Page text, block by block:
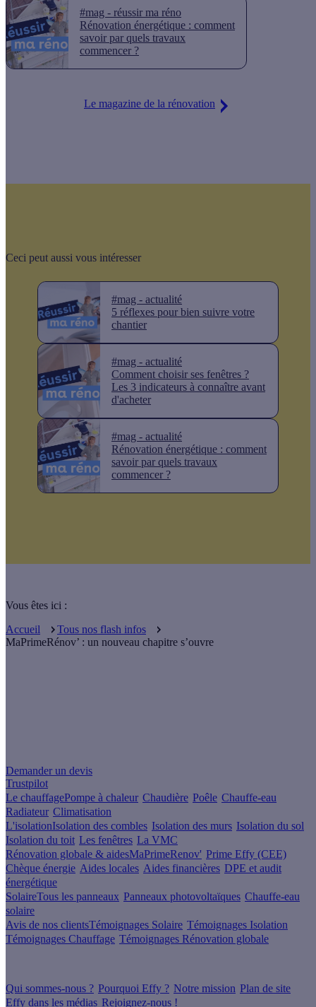
#mag - réussir ma réno
Rénovation énergétique : comment
savoir par quels travaux
commencer ?
Le magazine de la rénovation
Ceci peut aussi vous intéresser
#mag - actualité
5 réflexes pour bien suivre votre
chantier
#mag - actualité
Comment choisir ses fenêtres ?
Les 3 indicateurs à connaître avant
d'acheter
#mag - actualité
Rénovation énergétique : comment
savoir par quels travaux
commencer ?
Vous êtes ici :
Accueil
Tous nos flash infos
MaPrimeRénov’ : un nouveau chapitre s’ouvre
Demander un devis
Trustpilot
Le chauffagePompe à chaleur Chaudière Poêle Chauffe-eau
Radiateur Climatisation
L'isolationIsolation des combles Isolation des murs Isolation du sol
Isolation du toit Les fenêtres La VMC
Rénovation globale & aidesMaPrimeRenov' Prime Effy (CEE)
Chèque énergie Aides locales Aides financières DPE et audit
énergétique
SolaireTous les panneaux Panneaux photovoltaïques Chauffe-eau
solaire
Avis de nos clientsTémoignages Solaire Témoignages Isolation
Témoignages Chauffage Témoignages Rénovation globale
Qui sommes-nous ? Pourquoi Effy ? Notre mission Plan de site
Effy dans les médias Rejoignez-nous !